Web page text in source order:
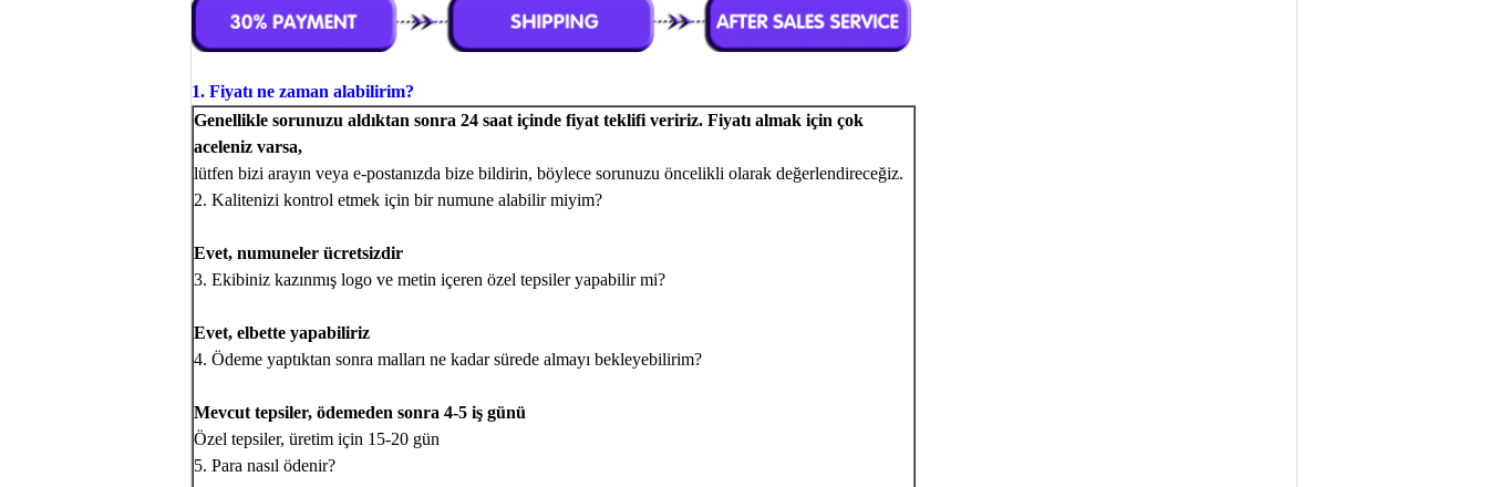
1. Fiyatı ne zaman alabilirim?
Genellikle sorunuzu aldıktan sonra 24 saat içinde fiyat teklifi veririz. Fiyatı almak için çok
aceleniz varsa,
lütfen bizi arayın veya e-postanızda bize bildirin, böylece sorunuzu öncelikli olarak değerlendireceğiz.
2. Kalitenizi kontrol etmek için bir numune alabilir miyim?
Evet, numuneler ücretsizdir
3. Ekibiniz kazınmış logo ve metin içeren özel tepsiler yapabilir mi?
Evet, elbette yapabiliriz
4. Ödeme yaptıktan sonra malları ne kadar sürede almayı bekleyebilirim?
Mevcut tepsiler, ödemeden sonra 4-5 iş günü
Özel tepsiler, üretim için 15-20 gün
5. Para nasıl ödenir?